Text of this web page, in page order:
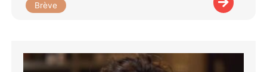
Brève